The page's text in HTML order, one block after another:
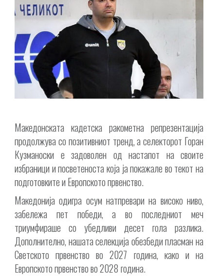
Македонската кадетска ракометна репрезентација
продолжува со позитивниот тренд, а селекторот Горан
Кузманоски е задоволен од настапот на своите
избраници и посветеноста која ја покажале во текот на
подготовките и Европското првенство.
Македонија одигра осум натпревари на високо ниво,
забележа пет победи, а во последниот меч
триумфираше со убедливи десет гола разлика.
Дополнително, нашата селекција обезбеди пласман на
Светското првенство во 2027 година, како и на
Европското првенство во 2028 година.